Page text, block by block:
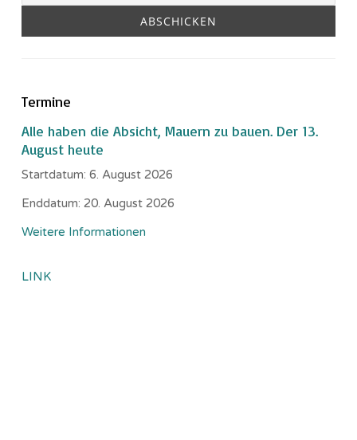
Termine
Alle haben die Absicht, Mauern zu bauen. Der 13.
August heute
Startdatum: 6. August 2026
Enddatum: 20. August 2026
Weitere Informationen
LINK